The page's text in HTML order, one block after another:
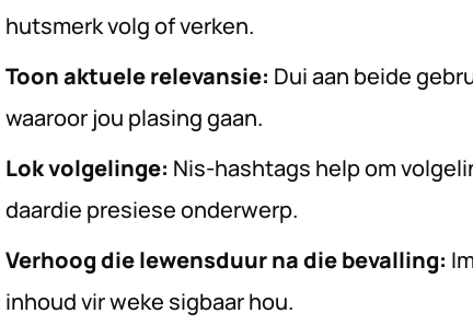
hutsmerk volg of verken.
Toon aktuele relevansie: Dui aan beide
waaroor jou plasing gaan.
Lok volgelinge: Nis-hashtags help om
daardie presiese onderwerp.
Verhoog die lewensduur na die bevalling:
inhoud vir weke sigbaar hou.